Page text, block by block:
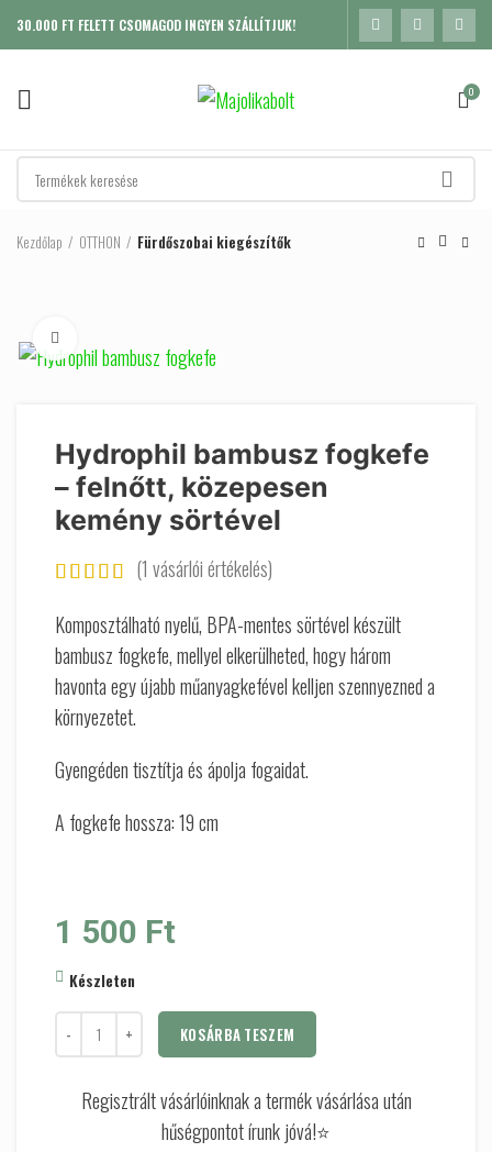
30.000 FT FELETT CSOMAGOD INGYEN SZÁLLÍTJUK!
0
Kezdőlap OTTHON Fürdőszobai kiegészítők
Hydrophil bambusz fogkefe
– felnőtt, közepesen
kemény sörtével
(1 vásárlói értékelés)
Komposztálható nyelű, BPA-mentes sörtével készült
bambusz fogkefe, mellyel elkerülheted, hogy három
havonta egy újabb műanyagkefével kelljen szennyezned a
környezetet.
Gyengéden tisztítja és ápolja fogaidat.
A fogkefe hossza: 19 cm
1 500 Ft
Készleten
KOSÁRBA TESZEM
Regisztrált vásárlóinknak a termék vásárlása után
hűségpontot írunk jóvá!⭐